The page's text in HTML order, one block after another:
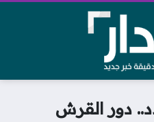
دور القرش